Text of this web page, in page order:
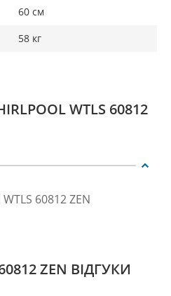
60 см
58 кг
WTLS 60812
ZEN ВІДГУКИ